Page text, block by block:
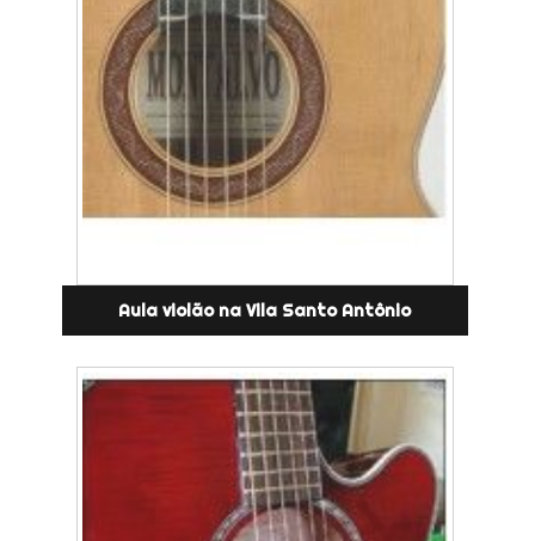
Aula violão na Vila Santo Antônio